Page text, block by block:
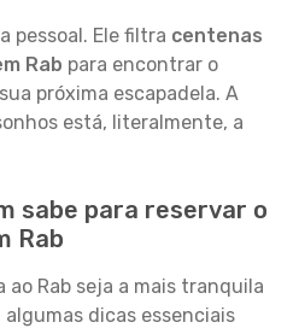
pessoal. Ele filtra centenas
Rab para encontrar o
próxima escapadela. A
está, literalmente, a
sabe para reservar o
Rab
ao Rab seja a mais tranquila
dicas essenciais